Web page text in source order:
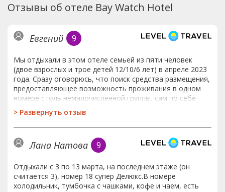
Отзывы об отеле Bay Watch Hotel
Евгений 9
Мы отдыхали в этом отеле семьей из пяти человек
(двое взрослых и трое детей 12/10/6 лет) в апреле 2023
года. Сразу оговорюсь, что поиск средства размещения,
предоставляющее возможность проживания в одном
номере столь немалочисленной группы, сам по себе
составляет определенные трудности и предполагает
значительные ограничения в выборе мест
проживания.Учитывая количество и состав участников,
нас заселили в семейный номер на первом этаже здания
отеля. Площадь номера действительно впечатляет;
имеются две раздельные спальни с санузлами и душем,
просторный холл, зона столовой и даже кухня с газовой
плитой (для ее подключения потребовалось обратиться
к работнику отеля), набором посуды и всем
> Развернуть отзыв
Лана Натова 9
Отдыхали с 3 по 13 марта, на последнем этаже (он
считается 3), номер 18 супер Делюкс.В номере
холодильник, тумбочка с чашками, кофе и чаем, есть